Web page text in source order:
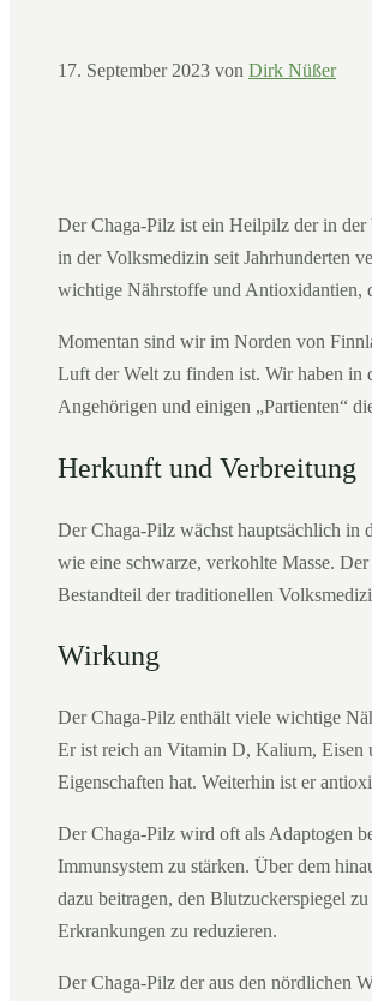
17. September 2023 von Dirk Nüßer
Der Chaga-Pilz ist ein Heilpilz der in
in der Volksmedizin seit Jahrhunderten
wichtige Nährstoffe und Antioxidantien,
Momentan sind wir im Norden von
Luft der Welt zu finden ist. Wir haben in
Angehörigen und einigen „Partienten“
Herkunft und Verbreitung
Der Chaga-Pilz wächst hauptsächlich in
wie eine schwarze, verkohlte Masse.
Bestandteil der traditionellen
Wirkung
Der Chaga-Pilz enthält viele wichtige
Er ist reich an Vitamin D, Kalium, Eisen
Eigenschaften hat. Weiterhin ist er
Der Chaga-Pilz wird oft als Adaptogen
Immunsystem zu stärken. Über dem
dazu beitragen, den Blutzuckerspiegel
Erkrankungen zu reduzieren.
Der Chaga-Pilz der aus den nördlichen